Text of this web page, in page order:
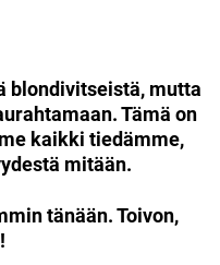
blondivitseistä, mutta
Tämä on
kaikki tiedämme,
mitään.
tänään. Toivon,